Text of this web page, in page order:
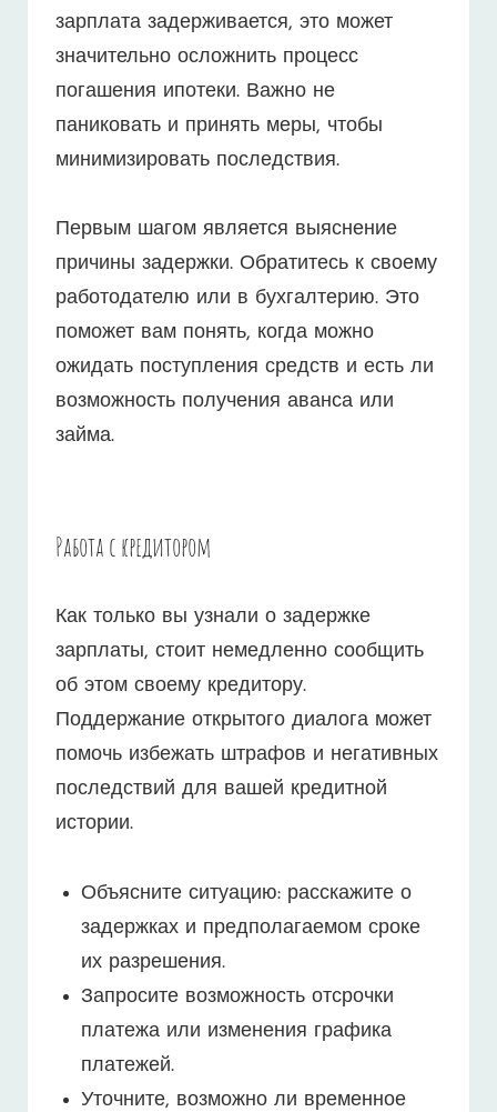
зарплата задерживается, это может
значительно осложнить процесс
погашения ипотеки. Важно не
паниковать и принять меры, чтобы
минимизировать последствия.
Первым шагом является выяснение
причины задержки. Обратитесь к своему
работодателю или в бухгалтерию. Это
поможет вам понять, когда можно
ожидать поступления средств и есть ли
возможность получения аванса или
займа.
Работа с кредитором
Как только вы узнали о задержке
зарплаты, стоит немедленно сообщить
об этом своему кредитору.
Поддержание открытого диалога может
помочь избежать штрафов и негативных
последствий для вашей кредитной
истории.
Объясните ситуацию: расскажите о
задержках и предполагаемом сроке
их разрешения.
Запросите возможность отсрочки
платежа или изменения графика
платежей.
Уточните, возможно ли временное